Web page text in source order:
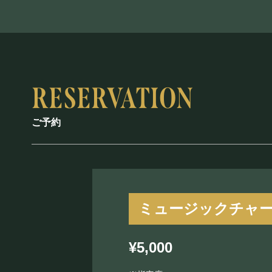
ご予約
ミュージックチャ
¥5,000